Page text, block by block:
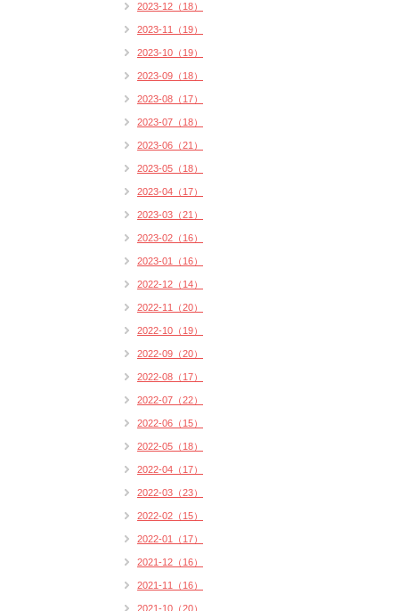
2023-12（18）
2023-11（19）
2023-10（19）
2023-09（18）
2023-08（17）
2023-07（18）
2023-06（21）
2023-05（18）
2023-04（17）
2023-03（21）
2023-02（16）
2023-01（16）
2022-12（14）
2022-11（20）
2022-10（19）
2022-09（20）
2022-08（17）
2022-07（22）
2022-06（15）
2022-05（18）
2022-04（17）
2022-03（23）
2022-02（15）
2022-01（17）
2021-12（16）
2021-11（16）
2021-10（20）